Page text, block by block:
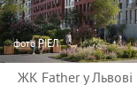
фотоРІЕЛ
ЖК Father у Львові